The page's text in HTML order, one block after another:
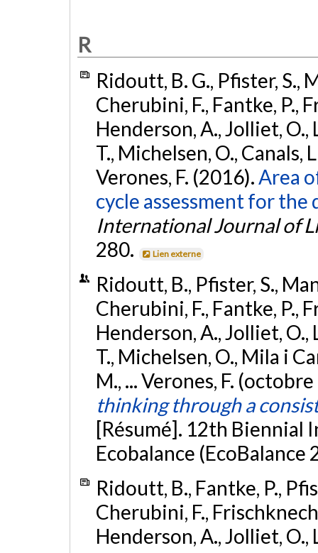
R
Ridoutt, B. G., Pfister, S.,
Cherubini, F., Fantke, P.,
Henderson, A., Jolliet, O.,
T., Michelsen, O., Canals,
Verones, F. (2016). Area
cycle assessment for
International Journal of
280.
Lien externe
Ridoutt, B., Pfister, S.,
Cherubini, F., Fantke, P.,
Henderson, A., Jolliet, O.,
T., Michelsen, O., Mila i
M., ... Verones, F.
thinking through a
[Résumé]. 12th Biennial
Ecobalance (EcoBalance
Ridoutt, B., Fantke, P.,
Cherubini, F.,
Henderson, A., Jolliet, O.,